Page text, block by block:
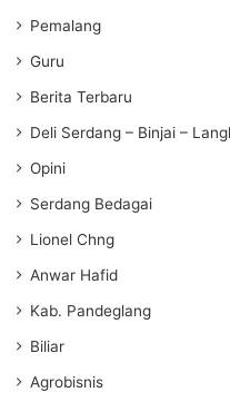
Pemalang
Guru
Berita Terbaru
Deli Serdang – Binjai –
Opini
Serdang Bedagai
Lionel Chng
Anwar Hafid
Kab. Pandeglang
Biliar
Agrobisnis